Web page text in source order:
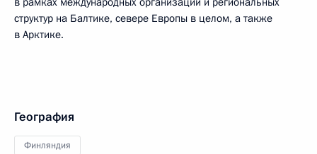
структур на Балтике, севере Европы в целом, а также
в Арктике.
География
Финляндия